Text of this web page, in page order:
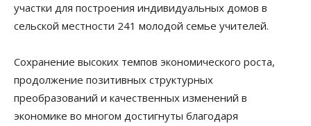
участки для построения индивидуальных домов в
сельской местности 241 молодой семье учителей.
Сохранение высоких темпов экономического роста,
продолжение позитивных структурных
преобразований и качественных изменений в
экономике во многом достигнуты благодаря